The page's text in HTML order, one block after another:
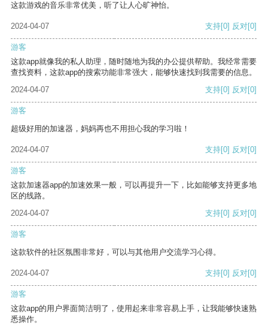
这款游戏的音乐非常优美，听了让人心旷神怡。
2024-04-07 支持[0] 反对[0]
游客
这款app就像我的私人助理，随时随地为我的办公提供帮助。我经常需要
查找资料，这款app的搜索功能非常强大，能够快速找到我需要的信息。
2024-04-07
支持[0] 反对[0]
游客
超级好用的加速器，妈妈再也不用担心我的学习啦！
2024-04-07 支持[0] 反对[0]
游客
这款加速器app的加速效果一般，可以再提升一下，比如能够支持更多地
区的线路。
2024-04-07
支持[0] 反对[0]
游客
这款软件的社区氛围非常好，可以与其他用户交流学习心得。
2024-04-07 支持[0] 反对[0]
游客
这款app的用户界面简洁明了，使用起来非常容易上手，让我能够快速熟
悉操作。